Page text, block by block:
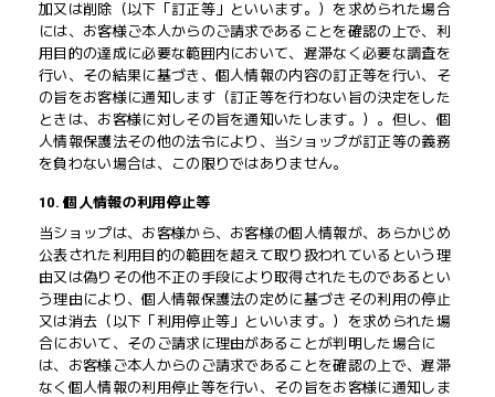
加又は削除（以下「訂正等」といいます。）を求められた場合
には、お客様ご本人からのご請求であることを確認の上で、利
用目的の達成に必要な範囲内において、遅滞なく必要な調査を
行い、その結果に基づき、個人情報の内容の訂正等を行い、そ
の旨をお客様に通知します（訂正等を行わない旨の決定をした
ときは、お客様に対しその旨を通知いたします。）。但し、個
人情報保護法その他の法令により、当ショップが訂正等の義務
を負わない場合は、この限りではありません。
10. 個人情報の利用停止等
当ショップは、お客様から、お客様の個人情報が、あらかじめ
公表された利用目的の範囲を超えて取り扱われているという理
由又は偽りその他不正の手段により取得されたものであるとい
う理由により、個人情報保護法の定めに基づきその利用の停止
又は消去（以下「利用停止等」といいます。）を求められた場
合において、そのご請求に理由があることが判明した場合に
は、お客様ご本人からのご請求であることを確認の上で、遅滞
なく個人情報の利用停止等を行い、その旨をお客様に通知しま